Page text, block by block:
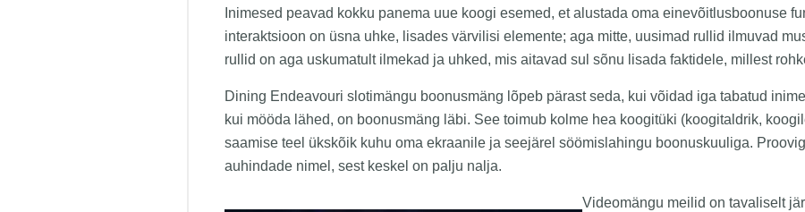
Inimesed peavad kokku panema uue koogi esemed, et alustada oma einevõitlusboonuse
interaktsioon on üsna uhke, lisades värvilisi elemente; aga mitte, uusimad rullid ilmuvad
rullid on aga uskumatult ilmekad ja uhked, mis aitavad sul sõnu lisada faktidele, millest
Dining Endeavouri slotimängu boonusmäng lõpeb pärast seda, kui võidad iga tabatud
kui mööda lähed, on boonusmäng läbi. See toimub kolme hea koogitüki (koogitaldrik,
saamise teel ükskõik kuhu oma ekraanile ja seejärel söömislahingu boonuskuuliga.
auhindade nimel, sest keskel on palju nalja.
Videomängu meilid on tavaliselt